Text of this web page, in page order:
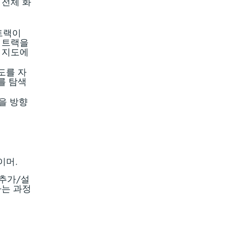
이
랙을
도에
를 자
탐색
방향
머.
가/설
과정